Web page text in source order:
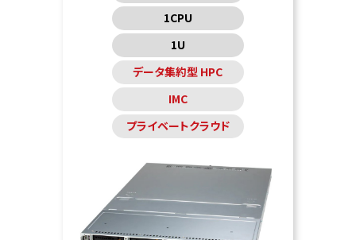
1CPU
1U
データ集約型 HPC
IMC
プライベートクラウド